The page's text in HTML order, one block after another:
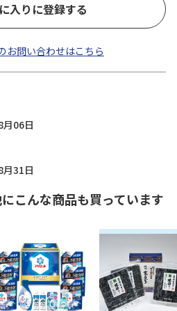
入りに登録する
お問い合わせはこちら
06日
31日
こんな商品も買っています